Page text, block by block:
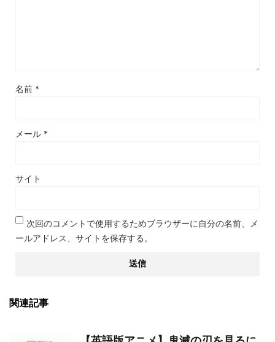
名前 *
メール *
サイト
次回のコメントで使用するためブラウザーに自分の名前、メ
ールアドレス、サイトを保存する。
関連記事